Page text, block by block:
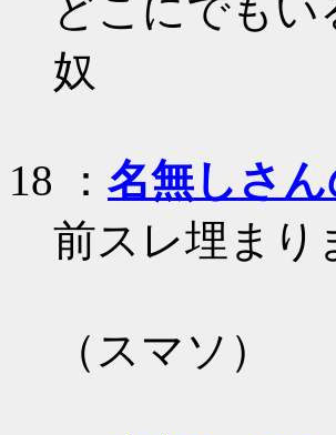
どこにでも
奴
18 ： 名無しさ
前スレ埋まり
（スマソ）